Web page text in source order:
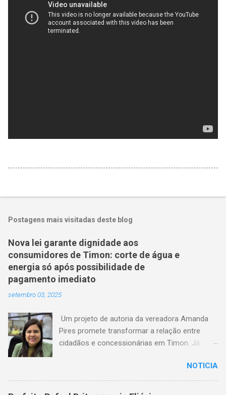
Postagens mais visitadas deste blog
Nova lei garante dignidade aos
consumidores de Timon: corte de água e
energia só após possibilidade de
pagamento imediato
setembro 03, 2025
Um projeto de autoria da vereadora Amanda
Pires promete transformar a relação entre
cidadãos e concessionárias em Timon. Já
estabelece que consumidores terão o direito
de quitar seus débitos de água e energia
elétrica no momento anterior ao corte do
NOTICIA